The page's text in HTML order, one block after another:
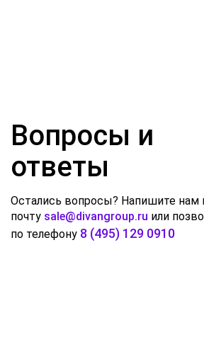
Вопросы и
ответы
Остались вопросы? Напишите нам
почту sale@divangroup.ru или
по телефону 8 (495) 129 0910